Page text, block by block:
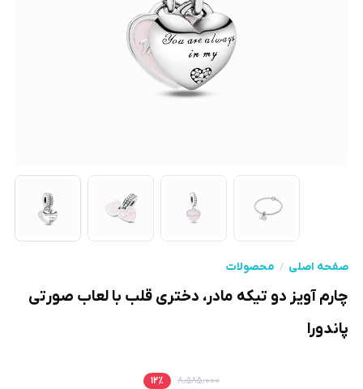
صفحه اصلی محصولات
چارم آویز دو تیکه مادر، دختری قلب با لعاب صورتی
پاندورا
۸٫۵۸۵٫۰۰۰ ۱۲٪